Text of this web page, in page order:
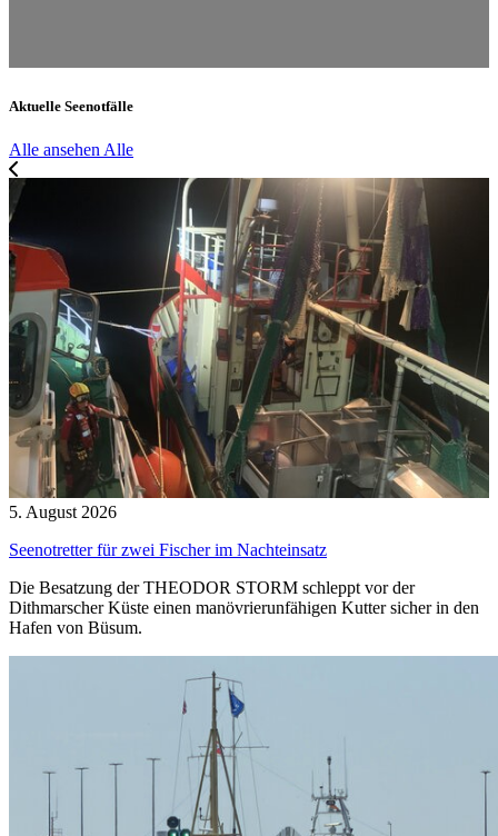
Aktuelle Seenotfälle
Alle ansehen Alle
5. August 2026
Seenotretter für zwei Fischer im Nachteinsatz
Die Besatzung der THEODOR STORM schleppt vor der
Dithmarscher Küste einen manövrierunfähigen Kutter sicher in den
Hafen von Büsum.